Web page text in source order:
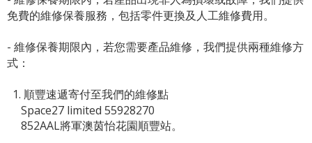
免費的維修保養服務，包括零件更換及人工維修費用。
- 維修保養期限內，若您需要產品維修，我們提供兩種維修方
式：
1. 順豐速遞寄付至我們的維修點
Space27 limited 55928270
852AAL將軍澳茵怡花園順豐站。